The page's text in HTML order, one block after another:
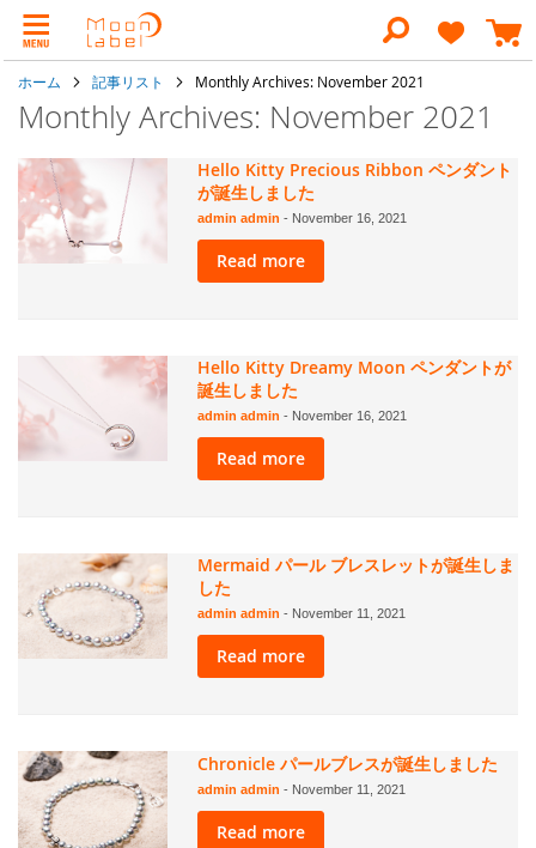
ン
テ
ン
検
索
ホーム 記事リスト Monthly Archives: November 2021
Monthly Archives: November 2021
Hello Kitty Precious Ribbon ペンダント
が誕生しました
admin admin- November 16, 2021
Read more
Hello Kitty Dreamy Moon ペンダントが
誕生しました
admin admin- November 16, 2021
Read more
Mermaid パール ブレスレットが誕生しま
した
admin admin- November 11, 2021
Read more
Chronicle パールブレスが誕生しました
admin admin- November 11, 2021
Read more